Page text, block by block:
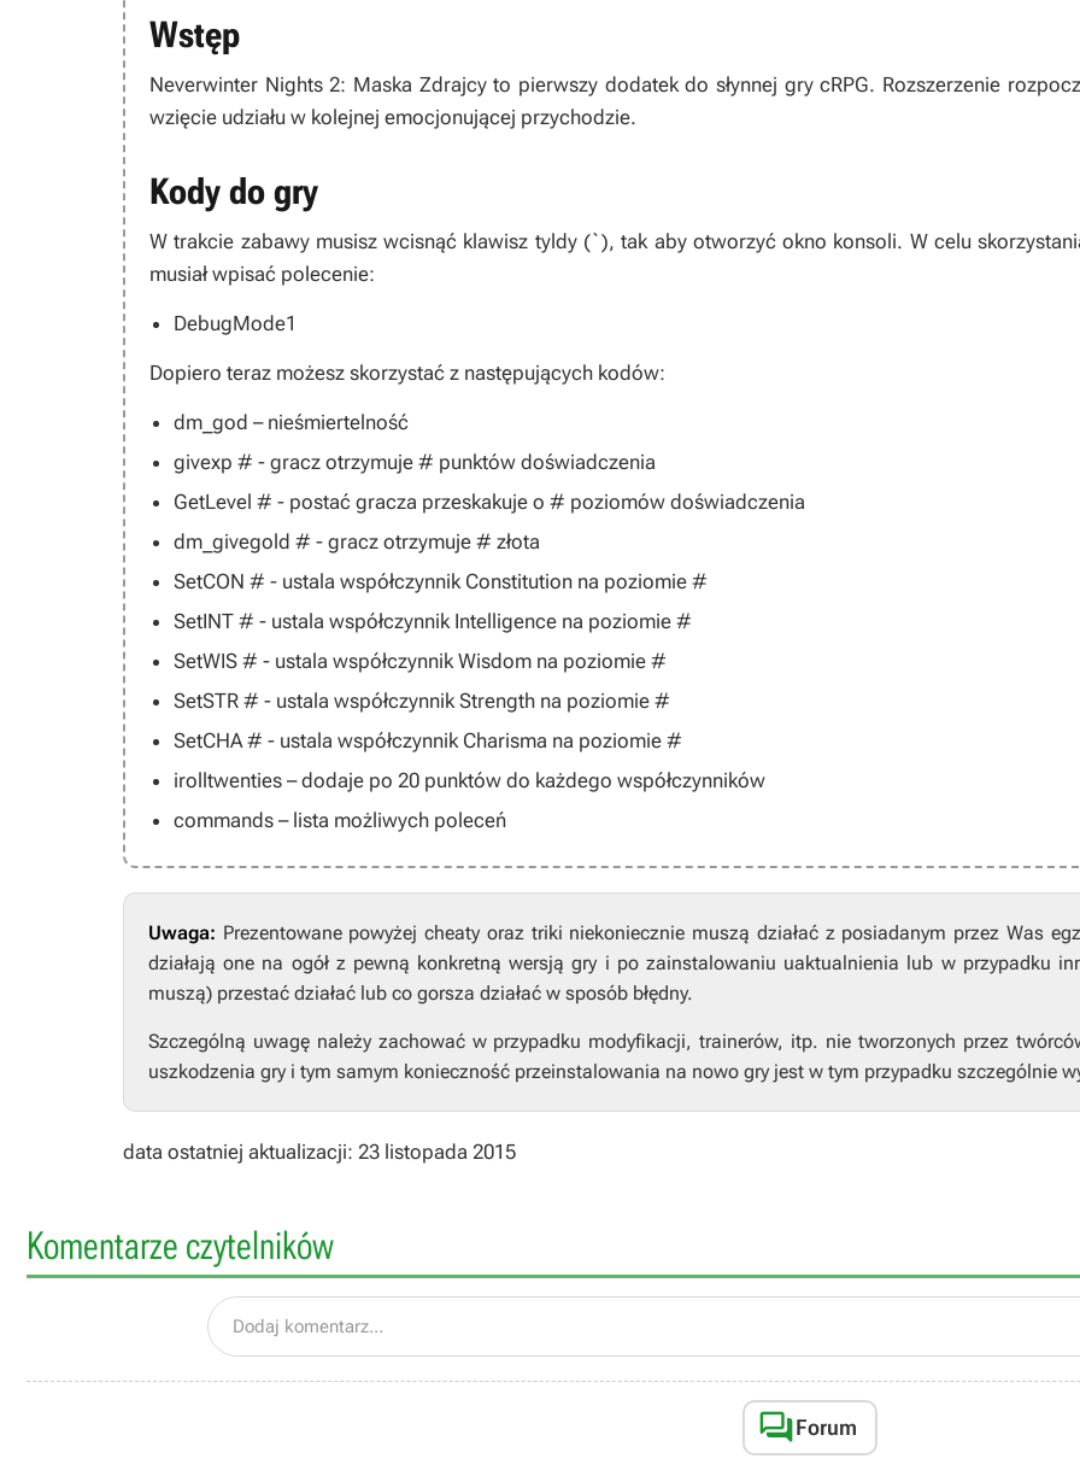
Wstęp
Neverwinter Nights 2: Maska Zdrajcyto pierwszy dodatek do słynnej gry cRPG. Rozszerzenie
wzięcie udziału w kolejnej emocjonującej przychodzie.
Kody do gry
W trakcie zabawy musisz wcisnąć klawisz tyldy (`), tak aby otworzyć okno konsoli. W celu
musiał wpisać polecenie:
DebugMode1
Dopiero teraz możesz skorzystać z następujących kodów:
dm_god – nieśmiertelność
givexp # - gracz otrzymuje # punktów doświadczenia
GetLevel # - postać gracza przeskakuje o # poziomów doświadczenia
dm_givegold # - gracz otrzymuje # złota
SetCON # - ustala współczynnik Constitution na poziomie #
SetINT # - ustala współczynnik Intelligence na poziomie #
SetWIS # - ustala współczynnik Wisdom na poziomie #
SetSTR # - ustala współczynnik Strength na poziomie #
SetCHA # - ustala współczynnik Charisma na poziomie #
irolltwenties – dodaje po 20 punktów do każdego współczynników
commands – lista możliwych poleceń
Uwaga: Prezentowane powyżej cheaty oraz triki niekoniecznie muszą działać z posiadanym przez Was
działają one na ogół z pewną konkretną wersją gry i po zainstalowaniu uaktualnienia lub w przypadku
muszą) przestać działać lub co gorsza działać w sposób błędny.
Szczególną uwagę należy zachować w przypadku modyfikacji, trainerów, itp. nie tworzonych przez
uszkodzenia gry i tym samym konieczność przeinstalowania na nowo gry jest w tym przypadku szczególnie
data ostatniej aktualizacji: 23 listopada 2015
Komentarze czytelników
Dodaj komentarz...
Forum